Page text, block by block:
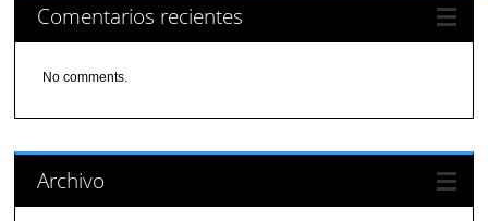
Comentarios recientes
No comments.
Archivo